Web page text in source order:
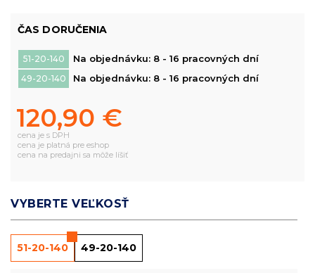
ČAS DORUČENIA
51-20-140 Na objednávku: 8 - 16 pracovných dní
49-20-140 Na objednávku: 8 - 16 pracovných dní
120,90 €
cena je s DPH
cena je platná pre eshop
cena na predajni sa môže líšiť
VYBERTE VEĽKOSŤ
51-20-140 49-20-140